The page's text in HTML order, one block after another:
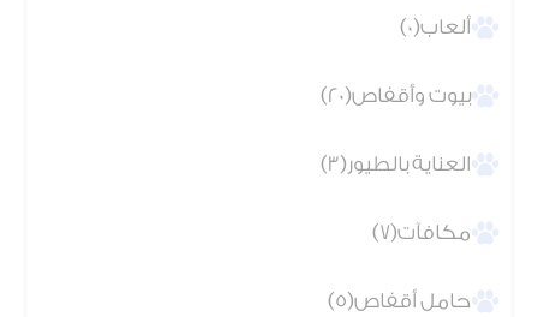
ألعاب(0)
بيوت وأقفاص(20)
العناية بالطيور(3)
مكافآت(7)
حامل أقفاص(5)